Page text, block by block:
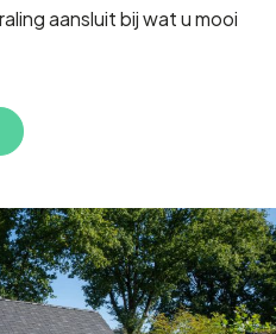
aansluit bij wat u mooi